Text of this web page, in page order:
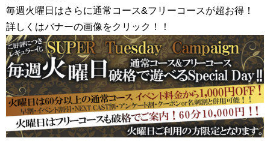
毎週火曜日はさらに通常コース&フリーコースが超お得！
詳しくはバナーの画像をクリック！！